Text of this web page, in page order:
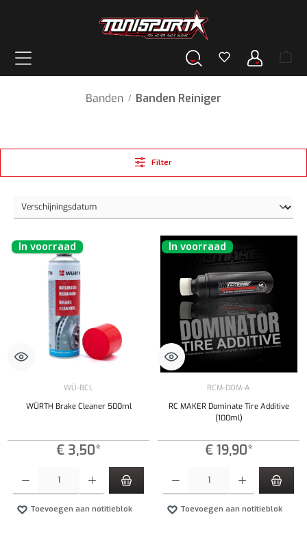
Banden / Banden Reiniger
Filter
In voorraad
WÜ-BCL
WÜRTH Brake Cleaner 500ml
€ 3,50*
Toevoegen aan notitieblok
In voorraad
RCM-DOM-A
RC MAKER Dominate Tire Additive
(100ml)
€ 19,90*
Toevoegen aan notitieblok